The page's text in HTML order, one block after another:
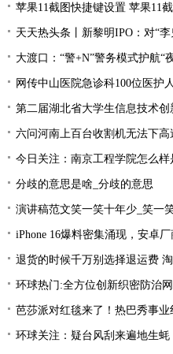
苹果11截图快捷键设置 苹果11
天天热头条丨新黎明IPO：对“李鬼”置之不
大渡口：“警+N”警务模式护航“
网传中山医院急诊科100位医护
第二届湖北省大学生信息技术
六问河南上百台收割机无法下
今日关注：南京工程学院怎么
分歧的意思是啥_分歧的意思
演讲稿范文笑一笑十年少_笑一
iPhone 16爆料密集涌现，安卓
退货的时候千万别选择退运费
环球热门:全方位创新织密防治
芭莎派对红毯来了！热巴秀事业
环球关注：疑台风刮来遍地生